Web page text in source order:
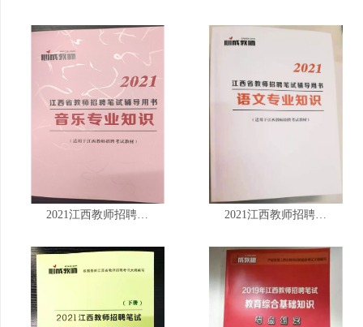
2021江西教师招聘… 2021江西教师招聘…